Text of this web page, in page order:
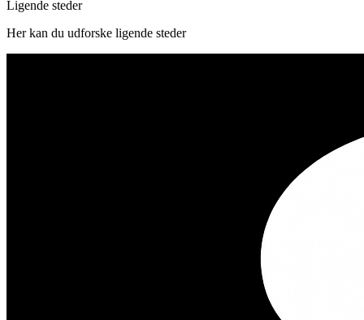
Ligende steder
Her kan du udforske ligende steder